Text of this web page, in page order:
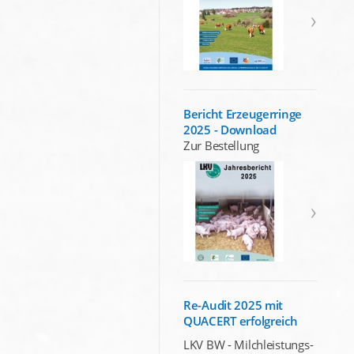
Bericht Erzeugerringe
2025 - Download
Zur Bestellung
Re-Audit 2025 mit
QUACERT erfolgreich
LKV BW - Milchleistungs-